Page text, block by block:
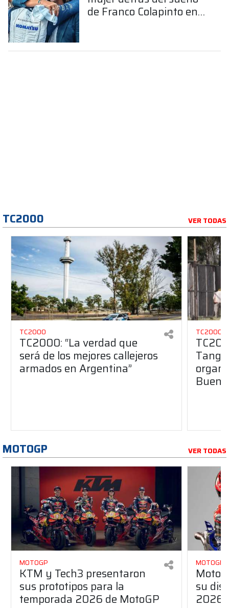
de Franco Colapinto en
TC2000 VER TODAS
TC2000
TC2000: “La verdad que
será de los mejores callejeros
armados en Argentina”
TC2000
MOTOGP VER TODAS
MOTOGP
KTM y Tech3 presentaron
sus prototipos para la
temporada 2026 de MotoGP
MOTOGP
su
2026